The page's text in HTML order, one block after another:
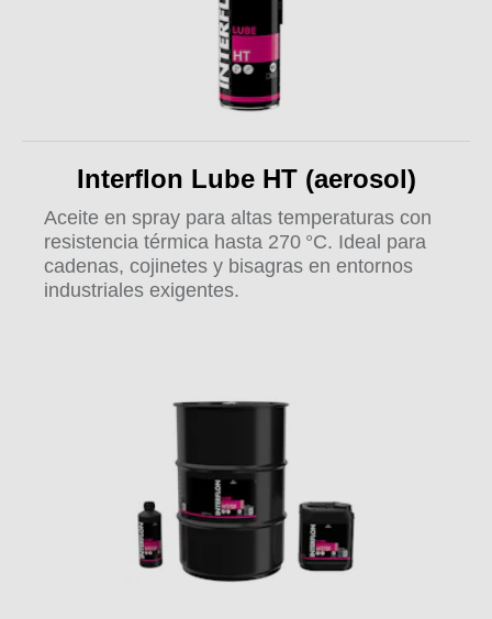
Interflon Lube HT (aerosol)
Aceite en spray para altas temperaturas con
resistencia térmica hasta 270 °C. Ideal para
cadenas, cojinetes y bisagras en entornos
industriales exigentes.